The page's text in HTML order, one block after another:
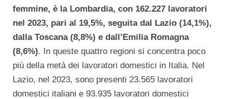
femmine, è la Lombardia, con 162.227 lavoratori
nel 2023, pari al 19,5%, seguita dal Lazio (14,1%),
dalla Toscana (8,8%) e dall’Emilia Romagna
(8,6%). In queste quattro regioni si concentra poco
più della metà dei lavoratori domestici in Italia. Nel
Lazio, nel 2023, sono presenti 23.565 lavoratori
domestici italiani e 93.935 lavoratori domestici